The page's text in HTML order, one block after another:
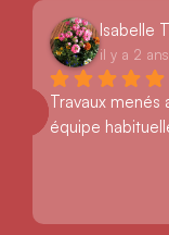
Isabelle
il y a 2 ans
Travaux menés
équipe